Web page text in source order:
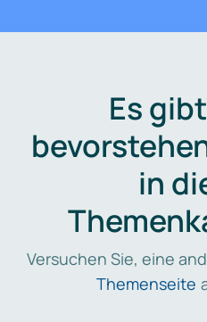
Es
in
Versuchen Sie, eine
Themenseite